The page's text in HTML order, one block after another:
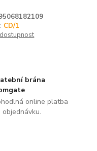
CD/1
brána
online platba
objednávku.